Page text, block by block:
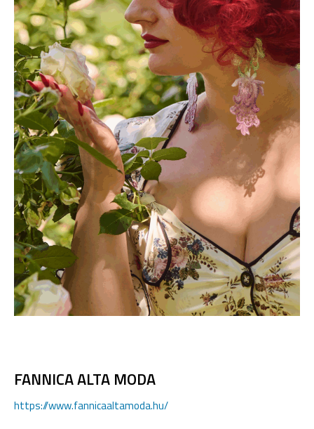
FANNICA ALTA MODA
https://www.fannicaaltamoda.hu/